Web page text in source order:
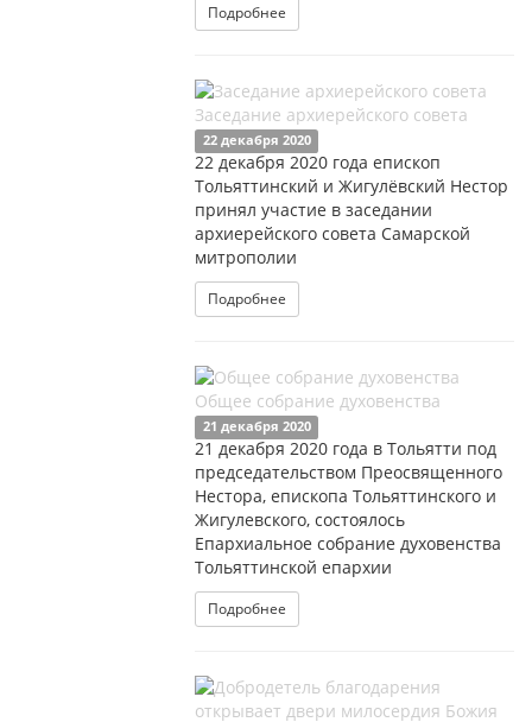
Подробнее
Заседание архиерейского совета
22 декабря 2020
22 декабря 2020 года епископ
Тольяттинский и Жигулёвский Нестор
принял участие в заседании
архиерейского совета Самарской
митрополии
Подробнее
Общее собрание духовенства
21 декабря 2020
21 декабря 2020 года в Тольятти под
председательством Преосвященного
Нестора, епископа Тольяттинского и
Жигулевского, состоялось
Епархиальное собрание духовенства
Тольяттинской епархии
Подробнее